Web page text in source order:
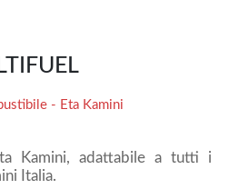
- Eta Kamini
Kamini, adattabile a tutti i
Italia.